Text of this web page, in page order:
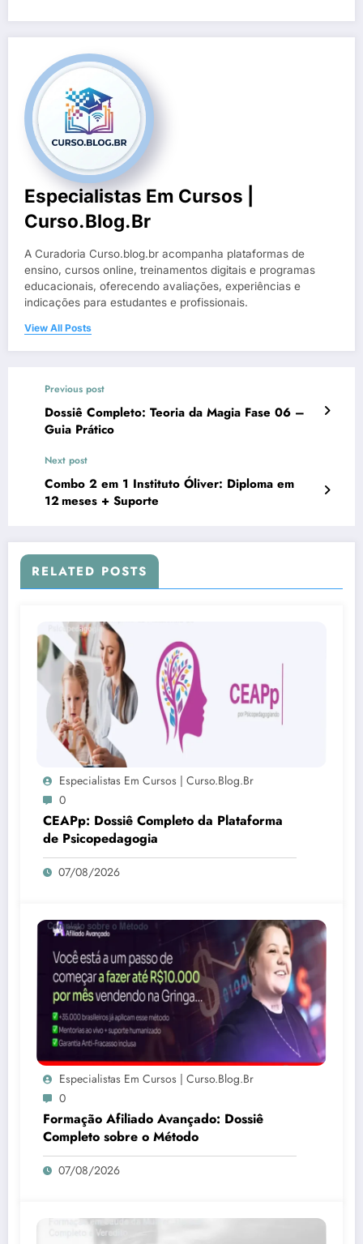
Especialistas Em Cursos |
Curso.blog.br
A Curadoria Curso.blog.br acompanha plataformas de
ensino, cursos online, treinamentos digitais e programas
educacionais, oferecendo avaliações, experiências e
indicações para estudantes e profissionais.
View All Posts
Previous post
Dossiê Completo: Teoria da Magia Fase 06 –
Guia Prático
Next post
Combo 2 em 1 Instituto Óliver: Diploma em
12 meses + Suporte
RELATED POSTS
Especialistas Em Cursos | Curso.blog.br
0
CEAPp: Dossiê Completo da Plataforma
de Psicopedagogia
07/08/2026
Especialistas Em Cursos | Curso.blog.br
0
Formação Afiliado Avançado: Dossiê
Completo sobre o Método
07/08/2026